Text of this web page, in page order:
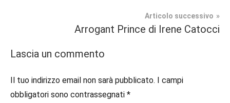
#booklover,
#ebook
#inlibreria,
Articolo successivo
Arrogant Prince di Irene Catocci
Lascia un commento
Il tuo indirizzo email non sarà pubblicato. I campi
obbligatori sono contrassegnati *